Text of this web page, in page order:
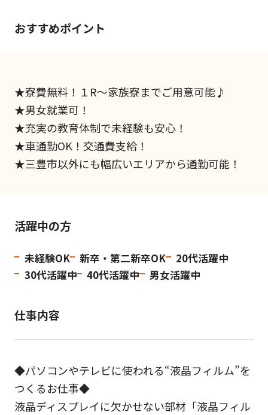
おすすめポイント
★寮費無料！１R～家族寮までご用意可能♪
★男女就業可！
★充実の教育体制で未経験も安心！
★車通勤OK！交通費支給！
★三豊市以外にも幅広いエリアから通勤可能！
活躍中の方
未経験OK 新卒・第二新卒OK
20代活躍中
30代活躍中
40代活躍中 男女活躍中
仕事内容
◆パソコンやテレビに使われる“液晶フィルム”を
つくるお仕事◆
液晶ディスプレイに欠かせない部材「液晶フィル